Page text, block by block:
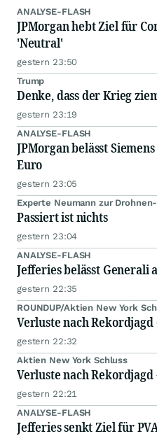
ANALYSE-FLASH
JPMorgan hebt Ziel für
'Neutral'
gestern 23:50
Trump
Denke, dass der Krieg
gestern 23:19
ANALYSE-FLASH
JPMorgan belässt
Euro
gestern 23:05
Experte Neumann zur
Passiert ist nichts
gestern 23:04
ANALYSE-FLASH
Jefferies belässt Generali
gestern 22:35
ROUNDUP/Aktien New York
Verluste nach Rekordjagd
gestern 22:32
Aktien New York Schluss
Verluste nach
gestern 22:21
ANALYSE-FLASH
Jefferies senkt Ziel für